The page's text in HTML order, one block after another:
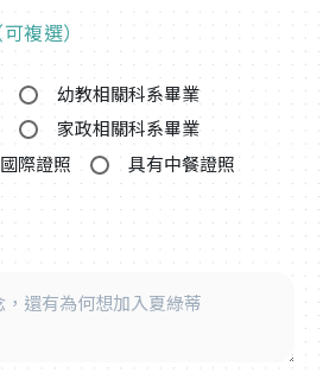
複選）
幼教相關科系畢業
家政相關科系畢業
國際證照
具有中餐證照